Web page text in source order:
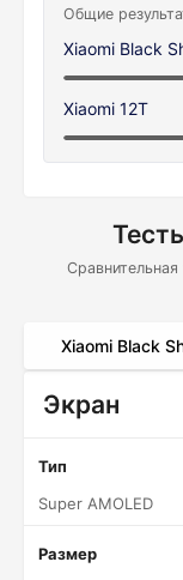
Общие
Xiaomi Black
Xiaomi 12T
Xiaomi Black
Экран
Тип
Super AMOLED
Размер